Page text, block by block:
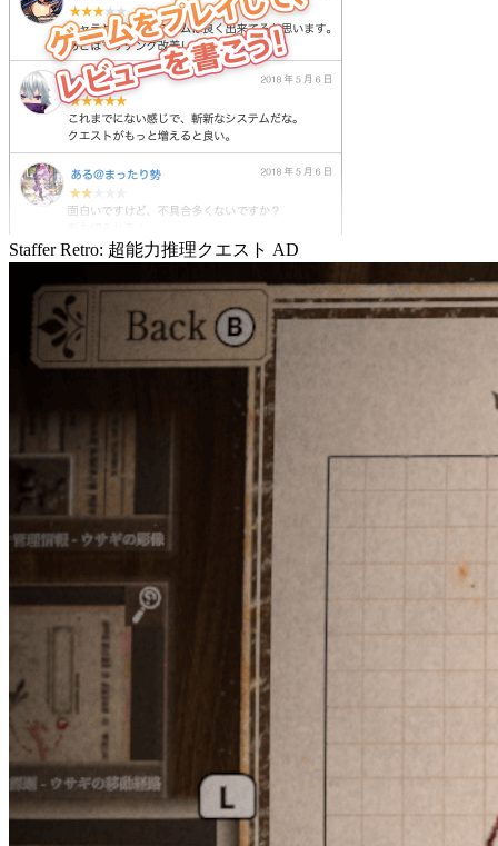
Staffer Retro: 超能力推理クエスト AD